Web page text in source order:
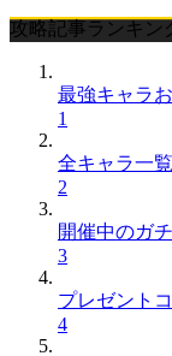
攻略記事ランキン
最強キャラ
1
全キャラ一覧
2
開催中のガ
3
プレゼント
4